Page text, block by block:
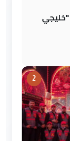
"خليجي
2